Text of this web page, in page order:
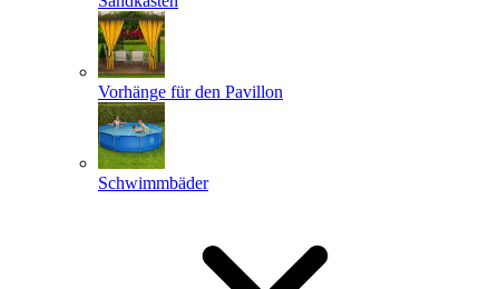
Vorhänge für den Pavillon
Schwimmbäder